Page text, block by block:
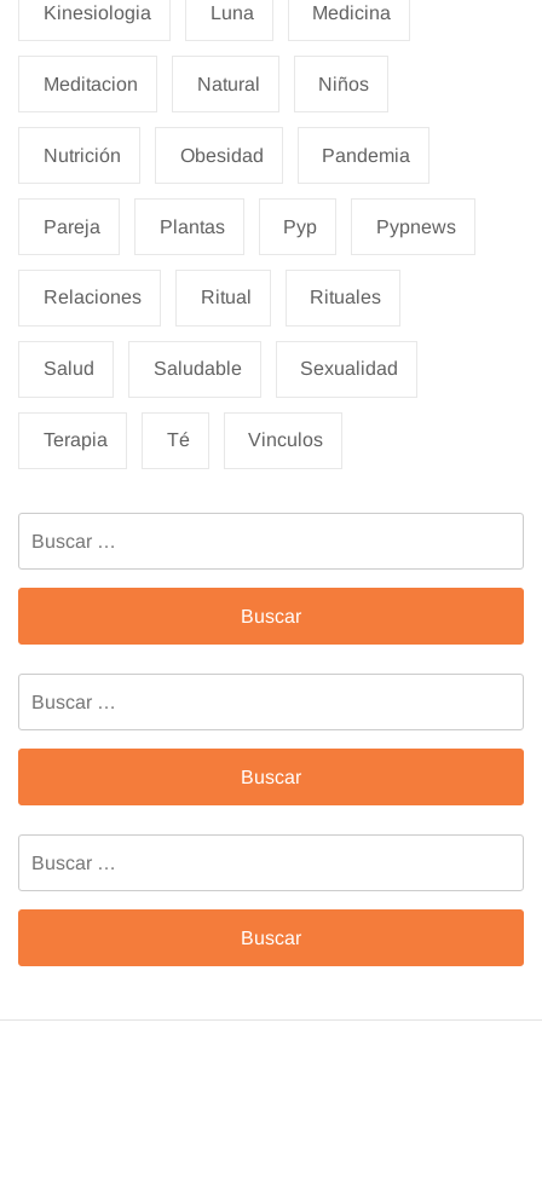
Kinesiologia Luna Medicina
Meditacion Natural Niños
Nutrición Obesidad Pandemia
Pareja Plantas Pyp Pypnews
Relaciones Ritual Rituales
Salud Saludable Sexualidad
Terapia Té Vinculos